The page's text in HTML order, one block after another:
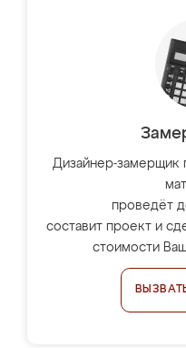
Дизайнер-замерщик
проведёт
составит проект и
стоимости